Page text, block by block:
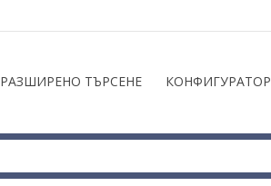
РАЗШИРЕНО ТЪРСЕНЕ КОНФИГУРАТОР